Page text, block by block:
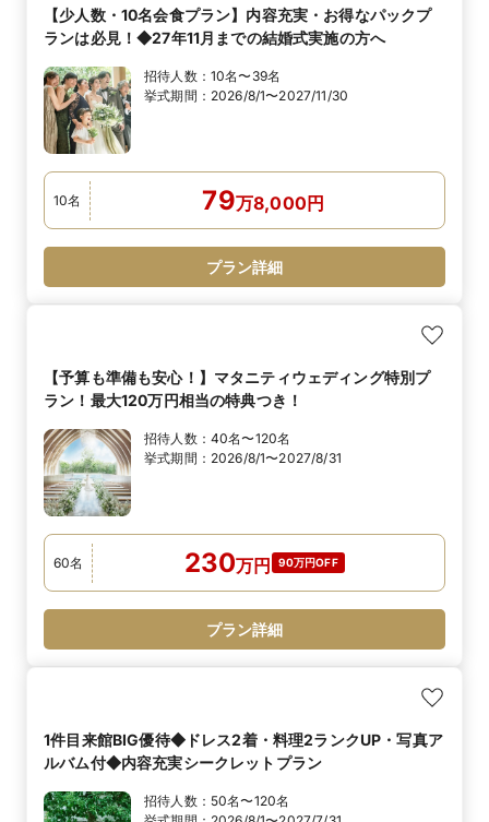
【少人数・10名会食プラン】内容充実・お得なパックプ
ランは必見！◆27年11月までの結婚式実施の方へ
招待人数： 10名〜39名
挙式期間： 2026/8/1〜2027/11/30
10名 79万8,000円
プラン詳細
【予算も準備も安心！】マタニティウェディング特別プ
ラン！最大120万円相当の特典つき！
招待人数： 40名〜120名
挙式期間： 2026/8/1〜2027/8/31
60名 230万円 90万円OFF
プラン詳細
1件目来館BIG優待◆ドレス2着・料理2ランクUP・写真ア
ルバム付◆内容充実シークレットプラン
招待人数： 50名〜120名